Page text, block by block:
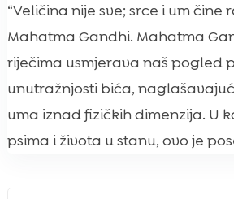
“Veličina nije sve; srce i um čine
Mahatma Gandhi. Mahatma
riječima usmjerava naš pogled
unutražnjosti bića,
uma iznad fizičkih dimenzija. U
psima i života u stanu, ovo je